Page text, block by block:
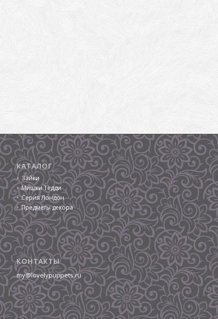
КАТАЛОГ
Зайки
Мишки Тедди
Серия Лондон
Предметы декора
КОНТАКТЫ
my@lovelypuppets.ru